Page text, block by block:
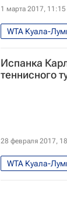
1 марта 2017, 11:15
WTA Куала-
Нао Хибино
Испанка
теннисного
28 февраля 2017,
WTA Куала-
Карла Суарес-